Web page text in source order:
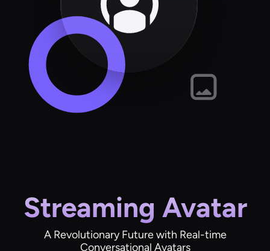
Streaming Avatar
A Revolutionary Future with Real-time
Conversational Avatars